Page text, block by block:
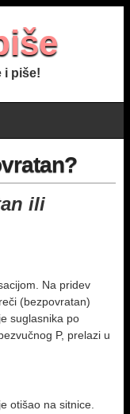
i piše!
ili
Na pridev
(bezpovratan)
suglasnika po
P, prelazi u
otišao na sitnice.